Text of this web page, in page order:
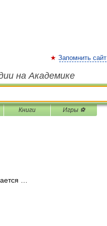
Запомнить сайт
на Академике
Книги Игры ⚽
…